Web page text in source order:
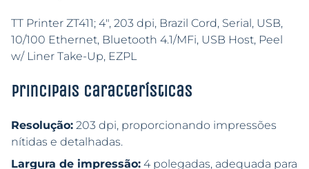
TT Printer ZT411; 4″, 203 dpi, Brazil Cord, Serial, USB,
10/100 Ethernet, Bluetooth 4.1/MFi, USB Host, Peel
w/ Liner Take-Up, EZPL
Principais características
Resolução: 203 dpi, proporcionando impressões
nítidas e detalhadas.
Largura de impressão: 4 polegadas, adequada para